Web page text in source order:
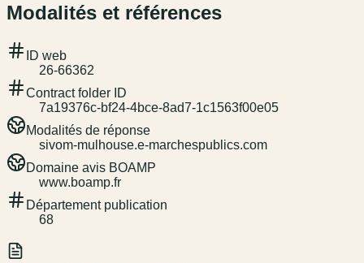
Modalités et références
ID web
26-66362
Contract folder ID
7a19376c-bf24-4bce-8ad7-1c1563f00e05
Modalités de réponse
sivom-mulhouse.e-marchespublics.com
Domaine avis BOAMP
www.boamp.fr
Département publication
68